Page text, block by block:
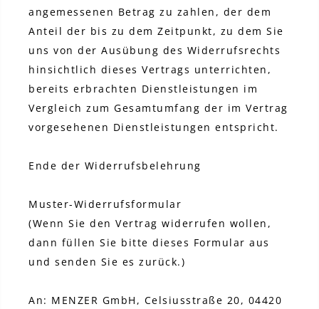
angemessenen Betrag zu zahlen, der dem
Anteil der bis zu dem Zeitpunkt, zu dem Sie
uns von der Ausübung des Widerrufsrechts
hinsichtlich dieses Vertrags unterrichten,
bereits erbrachten Dienstleistungen im
Vergleich zum Gesamtumfang der im Vertrag
vorgesehenen Dienstleistungen entspricht.
Ende der Widerrufsbelehrung
Muster-Widerrufsformular
(Wenn Sie den Vertrag widerrufen wollen,
dann füllen Sie bitte dieses Formular aus
und senden Sie es zurück.)
An: MENZER GmbH, Celsiusstraße 20, 04420